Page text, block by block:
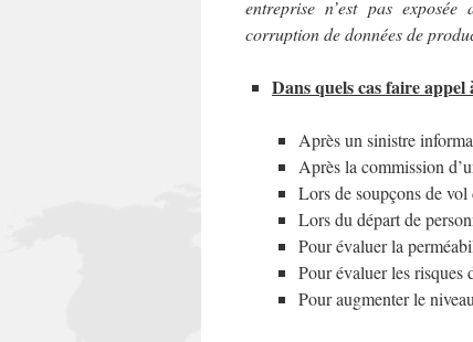
entreprise n’est pas
corruption de données de
Dans quels cas faire appel
Après un sinistre
Après la commission
Lors de soupçons de vol
Lors du départ de
Pour évaluer la
Pour évaluer les risques
Pour augmenter le